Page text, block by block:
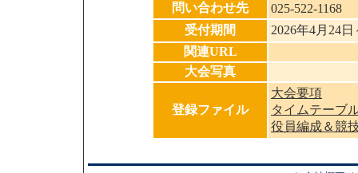
問い合わせ先
025-522-1168
受付期間
2026年4月24
関連URL
大会写真
登録ファイル
大会要項
タイムテーブ
役員編成＆競